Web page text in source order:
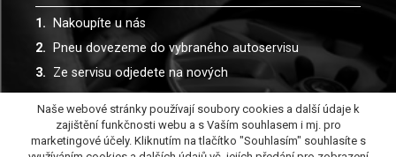
Nakoupíte u nás
Pneu dovezeme do vybraného autoservisu
Ze servisu odjedete na nových
Spolupracujeme s více než 30 autoservisy
Naše webové stránky používají soubory cookies a další údaje k
zajištění funkčnosti webu a s Vaším souhlasem i mj. pro
marketingové účely. Kliknutím na tlačítko "Souhlasím" souhlasíte s